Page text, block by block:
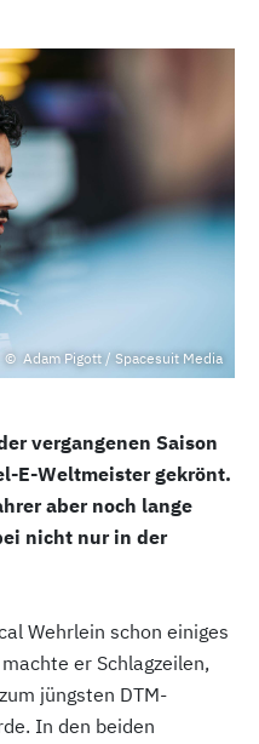
Adam Pigott / Spacesuit Media
vergangenen Saison
E-Weltmeister gekrönt.
aber noch lange
nicht nur in der
Wehrlein schon einiges
er Schlagzeilen,
jüngsten DTM-
In den beiden